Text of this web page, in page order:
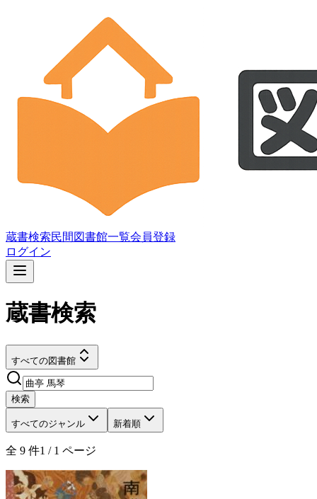
蔵書検索民間図書館一覧会員登録
ログイン
蔵書検索
すべての図書館
検索
すべてのジャンル 新着順
全 9 件1 / 1 ページ